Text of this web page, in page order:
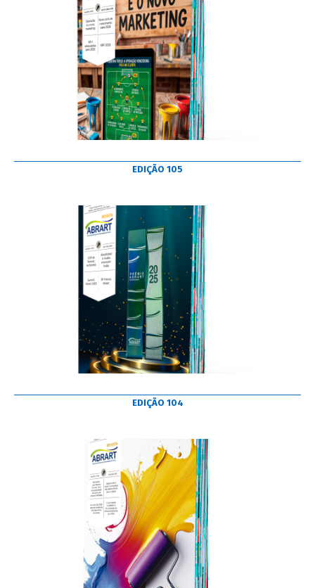
EDIÇÃO 105
EDIÇÃO 104